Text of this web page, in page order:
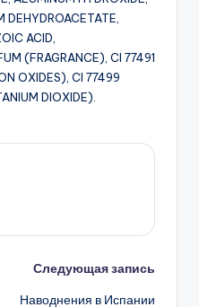
DEHYDROACETATE,
ACID,
(FRAGRANCE), CI 77491
OXIDES), CI 77499
DIOXIDE).
Следующая запись
Наводнения в Испании